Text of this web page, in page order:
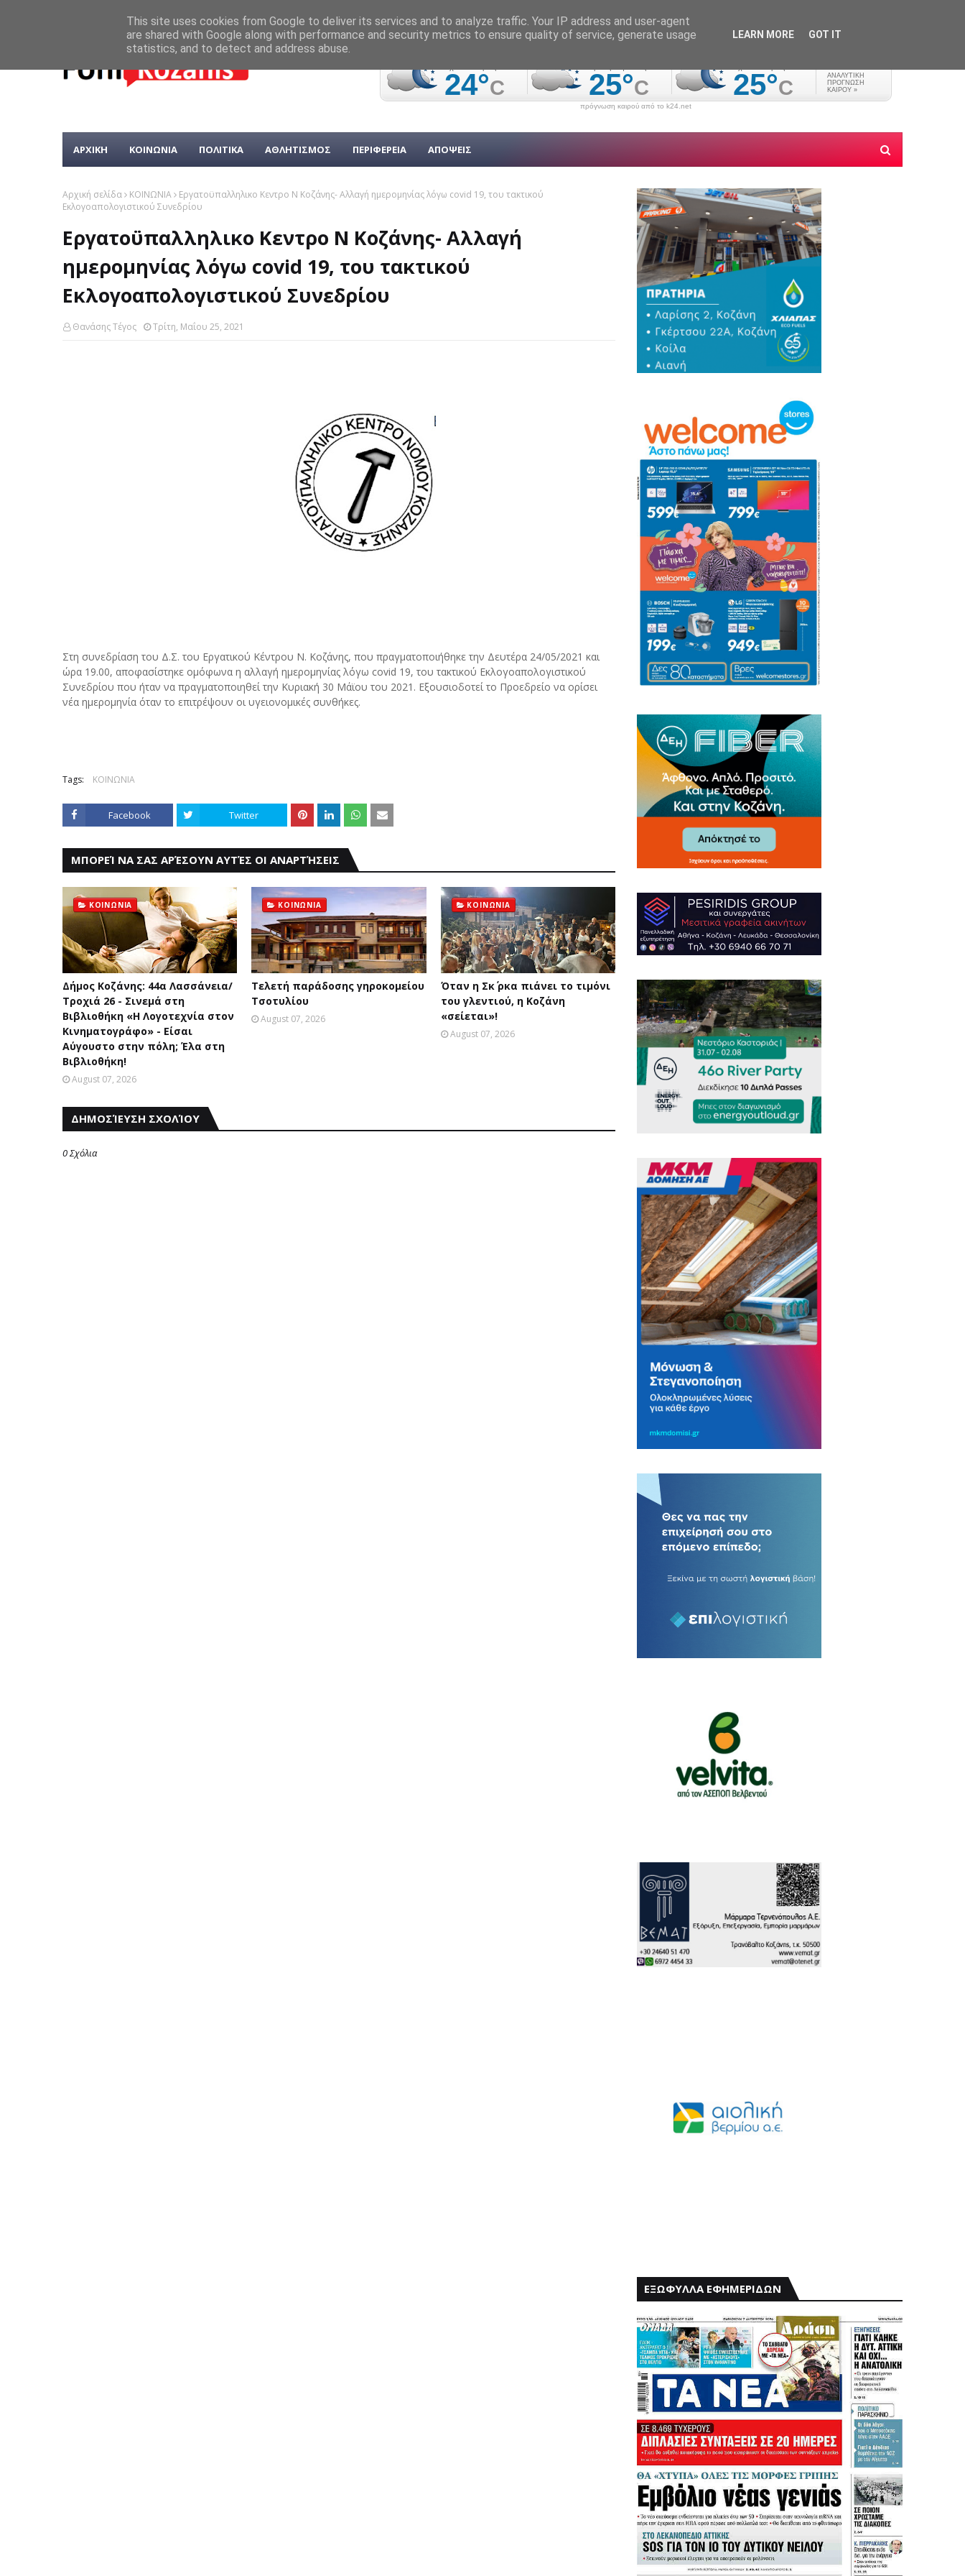
πρόγνωση καιρού από το k24.net
ΑΡΧΙΚΗ ΚΟΙΝΩΝΙΑ ΠΟΛΙΤΙΚΑ ΑΘΛΗΤΙΣΜΟΣ ΠΕΡΙΦΕΡΕΙΑ ΑΠΟΨΕΙΣ
Αρχική σελίδα ΚΟΙΝΩΝΙΑ
Eργατοϋπαλληλικο Κεντρο Ν Κοζάνης- Αλλαγή ημερομηνίας λόγω covid 19, του τακτικού
Εκλογοαπολογιστικού Συνεδρίου
Eργατοϋπαλληλικο Κεντρο Ν Κοζάνης- Αλλαγή
ημερομηνίας λόγω covid 19, του τακτικού
Εκλογοαπολογιστικού Συνεδρίου
Θανάσης Τέγος Τρίτη, Μαΐου 25, 2021
Στη συνεδρίαση του Δ.Σ. του Εργατικού Κέντρου Ν. Κοζάνης, που πραγματοποιήθηκε την Δευτέρα 24/05/2021 και
ώρα 19.00, αποφασίστηκε ομόφωνα η αλλαγή ημερομηνίας λόγω covid 19, του τακτικού Εκλογοαπολογιστικού
Συνεδρίου που ήταν να πραγματοποιηθεί την Κυριακή 30 Μάϊου του 2021. Εξουσιοδοτεί το Προεδρείο να ορίσει
νέα ημερομηνία όταν το επιτρέψουν οι υγειονομικές συνθήκες.
Tags: ΚΟΙΝΩΝΙΑ
Facebook Twitter
ΜΠΟΡΕΊ ΝΑ ΣΑΣ ΑΡΈΣΟΥΝ ΑΥΤΈΣ ΟΙ ΑΝΑΡΤΉΣΕΙΣ
ΚΟΙΝΩΝΙΑ
Δήμος Κοζάνης: 44α Λασσάνεια/
Τροχιά 26 - Σινεμά στη
Βιβλιοθήκη «Η Λογοτεχνία στον
Κινηματογράφο» - Είσαι
Αύγουστο στην πόλη; Έλα στη
Βιβλιοθήκη!
August 07, 2026
ΚΟΙΝΩΝΙΑ
Τελετή παράδοσης γηροκομείου
Τσοτυλίου
August 07, 2026
ΚΟΙΝΩΝΙΑ
Όταν η Σκ΄ ρκα πιάνει το τιμόνι
του γλεντιού, η Κοζάνη
«σείεται»!
August 07, 2026
ΔΗΜΟΣΊΕΥΣΗ ΣΧΟΛΊΟΥ
0 Σχόλια
ΕΞΩΦΥΛΛΑ ΕΦΗΜΕΡΙΔΩΝ
This site uses cookies from Google to deliver its services and to analyze traffic. Your IP address and user-agent
are shared with Google along with performance and security metrics to ensure quality of service, generate usage
statistics, and to detect and address abuse.
LEARN MORE GOT IT